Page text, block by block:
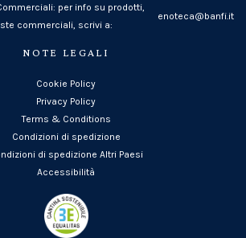
per info su prodotti,
commerciali, scrivi a:
enoteca@banfi.it
NOTE LEGALI
Cookie Policy
Privacy Policy
Terms & Conditions
Condizioni di spedizione
di spedizione Altri Paesi
Accessibilità